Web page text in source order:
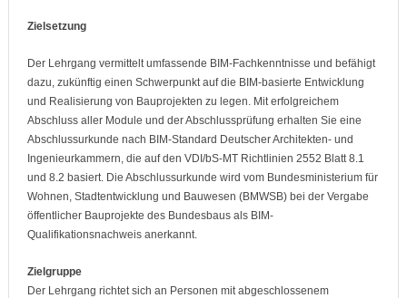
Zielsetzung
Der Lehrgang vermittelt umfassende BIM-Fachkenntnisse und befähigt
dazu, zukünftig einen Schwerpunkt auf die BIM-basierte Entwicklung
und Realisierung von Bauprojekten zu legen. Mit erfolgreichem
Abschluss aller Module und der Abschlussprüfung erhalten Sie eine
Abschlussurkunde nach BIM-Standard Deutscher Architekten- und
Ingenieurkammern, die auf den VDI/bS-MT Richtlinien 2552 Blatt 8.1
und 8.2 basiert. Die Abschlussurkunde wird vom Bundesministerium für
Wohnen, Stadtentwicklung und Bauwesen (BMWSB) bei der Vergabe
öffentlicher Bauprojekte des Bundesbaus als BIM-
Qualifikationsnachweis anerkannt.
Zielgruppe
Der Lehrgang richtet sich an Personen mit abgeschlossenem